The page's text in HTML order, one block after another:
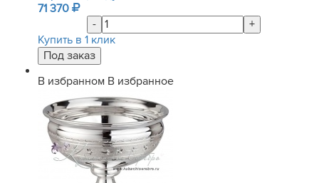
71 370
-
+
Купить в 1 клик
В избранном В избранное